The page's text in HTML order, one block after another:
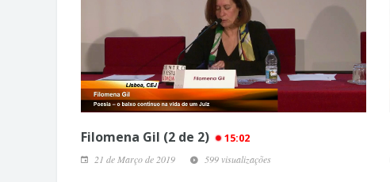
Filomena Gil (2 de 2) 15:02
21 de Março de 2019 599 visualizações